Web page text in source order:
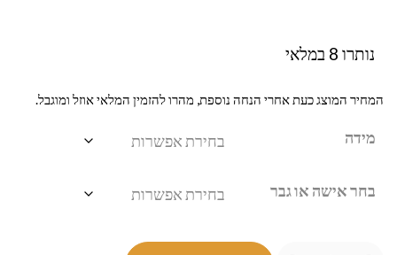
נותרו 8 במלאי
המחיר המוצג כעת אחרי הנחה נוספת, מהרו להזמין המלאי אוזל ומוגבל.
מידה
בחר אישה או גבר